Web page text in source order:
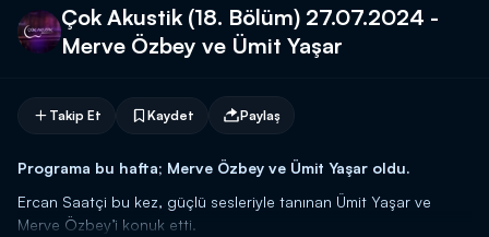
Çok Akustik (18. Bölüm) 27.07.2024 -
Merve Özbey ve Ümit Yaşar
Takip Et Kaydet Paylaş
Programa bu hafta; Merve Özbey ve Ümit Yaşar oldu.
Ercan Saatçi bu kez, güçlü sesleriyle tanınan Ümit Yaşar ve
Merve Özbey’i konuk etti.